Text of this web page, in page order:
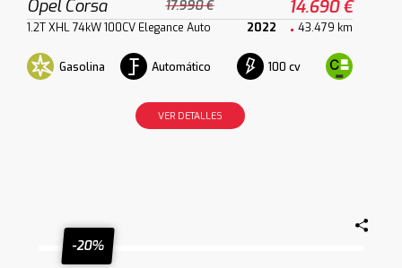
Opel Corsa 17.990 € 14.690 €
1.2T XHL 74kW 100CV Elegance Auto 2022 43.479 km
Gasolina Automático 100 cv
VER DETALLES
-20%